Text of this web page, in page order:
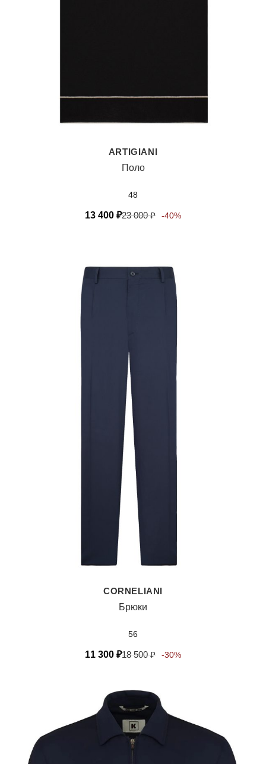
ARTIGIANI
Поло
48
13 400 ₽23 000₽ -40%
CORNELIANI
Брюки
56
11 300 ₽18 500₽ -30%